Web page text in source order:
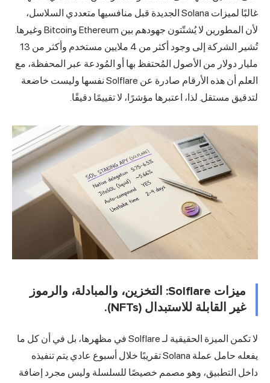
غالبًا لميزات Solana الجديدة قبل منافسيها متعددي السلاسل،
لأن المطورين لا يُشتّتون جهودهم بين Ethereum وBitcoin وغيرها.
تُشير الشركة إلى وجود أكثر من 4 ملايين مستخدم وأكثر من 13
مليار دولار من الأصول المُحتفظ بها أو المُودعة عبر المحفظة، مع
العلم أن هذه الأرقام صادرة عن Solflare نفسها وليست خاضعة
لتدقيق مستقل. لذا، اعتبرها مؤشرًا، لا تقييمًا دقيقًا.
ميزات Solflare: التخزين، والمبادلة، والرموز
غير القابلة للاستبدال (NFTs).
لا تكمن الميزة الحقيقية لـ Solflare في مظهرها، بل في أن كل ما
يفعله حامل عملة Solana تقريبًا خلال أسبوع عادي يتم تنفيذه
داخل التطبيق، وهو مصمم خصيصًا للسلسلة وليس مجرد إضافة